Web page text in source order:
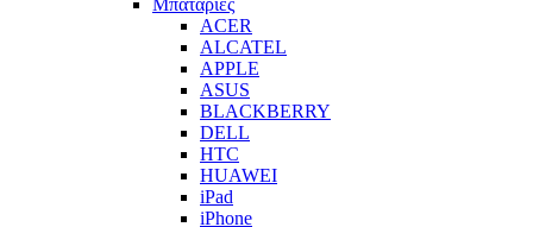
Μπαταρίες
ACER
ALCATEL
APPLE
ASUS
BLACKBERRY
DELL
HTC
HUAWEI
iPad
iPhone